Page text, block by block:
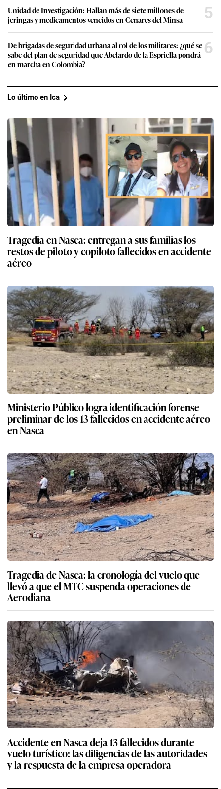
Unidad de Investigación: Hallan más de siete millones de
jeringas y medicamentos vencidos en Cenares del Minsa
5
De brigadas de seguridad urbana al rol de los militares: ¿qué se
sabe del plan de seguridad que Abelardo de la Espriella pondrá
en marcha en Colombia?
6
Lo último en Ica
Tragedia en Nasca: entregan a sus familias los
restos de piloto y copiloto fallecidos en accidente
aéreo
Ministerio Público logra identificación forense
preliminar de los 13 fallecidos en accidente aéreo
en Nasca
Tragedia de Nasca: la cronología del vuelo que
llevó a que el MTC suspenda operaciones de
Aerodiana
Accidente en Nasca deja 13 fallecidos durante
vuelo turístico: las diligencias de las autoridades
y la respuesta de la empresa operadora